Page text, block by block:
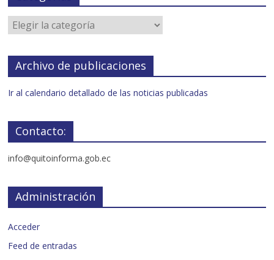
Archivo de publicaciones
Ir al calendario detallado de las noticias publicadas
Contacto:
info@quitoinforma.gob.ec
Administración
Acceder
Feed de entradas